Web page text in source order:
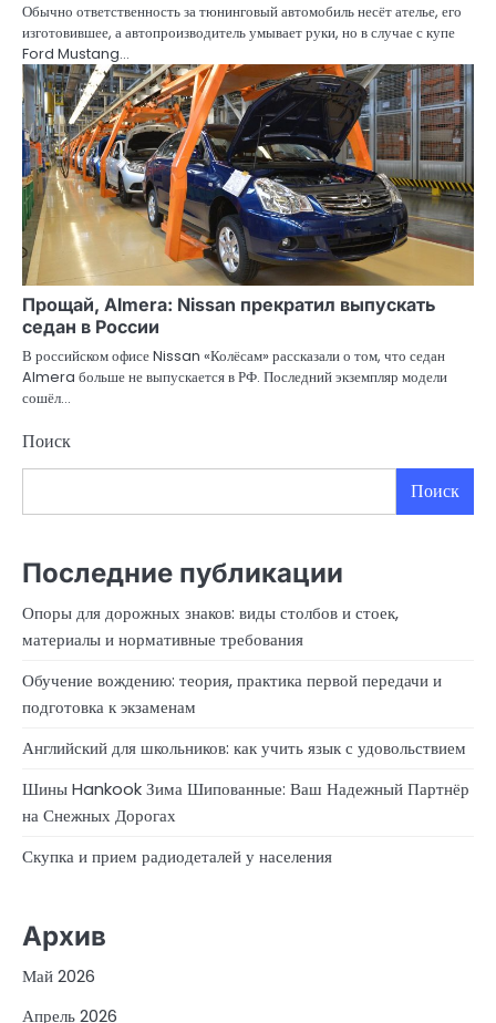
Обычно ответственность за тюнинговый автомобиль несёт ателье, его
изготовившее, а автопроизводитель умывает руки, но в случае с купе
Ford Mustang…
Прощай, Almera: Nissan прекратил выпускать
седан в России
В российском офисе Nissan «Колёсам» рассказали о том, что седан
Almera больше не выпускается в РФ. Последний экземпляр модели
сошёл…
Поиск
Поиск
Последние публикации
Опоры для дорожных знаков: виды столбов и стоек,
материалы и нормативные требования
Обучение вождению: теория, практика первой передачи и
подготовка к экзаменам
Английский для школьников: как учить язык с удовольствием
Шины Hankook Зима Шипованные: Ваш Надежный Партнёр
на Снежных Дорогах
Скупка и прием радиодеталей у населения
Архив
Май 2026
Апрель 2026